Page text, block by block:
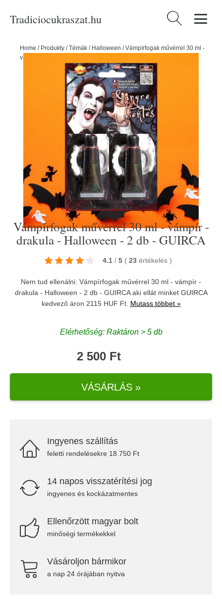
Tradiciocukraszat.hu Keresés:
Home / Produkty /Témák / Halloween /Vámpírfogak művérrel 30 ml -
vámpír - drakula - Halloween - 2 db - GUIRCA
Vámpírfogak művérrel 30 ml - vámpír -
drakula - Halloween - 2 db - GUIRCA
4.1 / 5 ( 23 értékelés )
Nem tud ellenálni: Vámpírfogak művérrel 30 ml - vámpír -
drakula - Halloween - 2 db - GUIRCA aki ellát minket GUIRCA
kedvező áron 2115 HUF Ft. Mutass többet »
Elérhetőség: Raktáron > 5 db
2 500 Ft
VÁSÁRLÁS »
Ingyenes szállítás
feletti rendelésekre 18.750 Ft
14 napos visszatérítési jog
ingyenes és kockázatmentes
Ellenőrzött magyar bolt
minőségi termékekkel
Vásároljon bármikor
a nap 24 órájában nyitva